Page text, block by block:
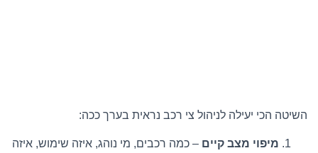
השיטה הכי יעילה לניהול צי רכב נראית בערך ככה:
מיפוי מצב קיים – כמה רכבים, מי נוהג, איזה שימוש, איזה